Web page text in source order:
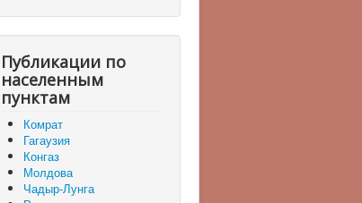
Публикации по
населенным
пунктам
Комрат
Гагаузия
Конгаз
Молдова
Чадыр-Лунга